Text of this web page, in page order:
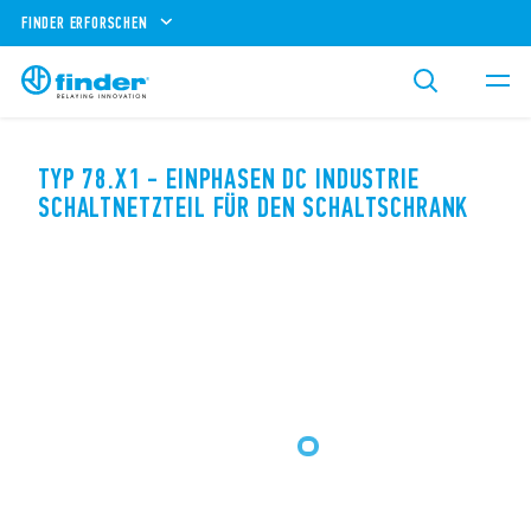
FINDER ERFORSCHEN
TYP 78.X1 - EINPHASEN DC INDUSTRIE
SCHALTNETZTEIL FÜR DEN SCHALTSCHRANK